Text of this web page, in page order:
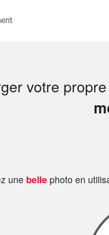
votre
une belle photo en